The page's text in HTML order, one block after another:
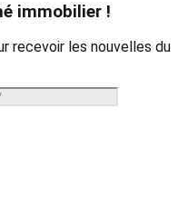
immobilier !
recevoir les nouvelles du